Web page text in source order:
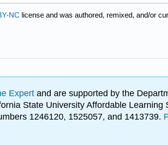
NC license and was authored, remixed, and/or
Expert and are supported by the
State University Affordable
1246120, 1525057, and 1413739.